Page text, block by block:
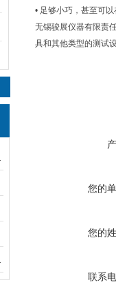
• 足够小巧，甚至可
无锡骏展仪器有限责
具和其他类型的测试
您的
您的
联系